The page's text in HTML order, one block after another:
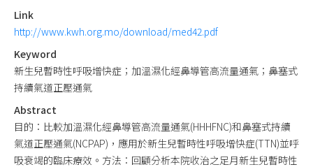
Link
http://www.kwh.org.mo/download/med42.pdf
Keyword
新生兒暫時性呼吸增快症；加溫濕化經鼻導管高流量通氣；鼻塞式
持續氣道正壓通氣
Abstract
目的：比較加溫濕化經鼻導管高流量通氣(HHHFNC)和鼻塞式持續
氣道正壓通氣(NCPAP)，應用於新生兒暫時性呼吸增快症(TTN)並呼
吸衰竭的臨床療效。方法：回顧分析本院收治之足月新生兒暫時性